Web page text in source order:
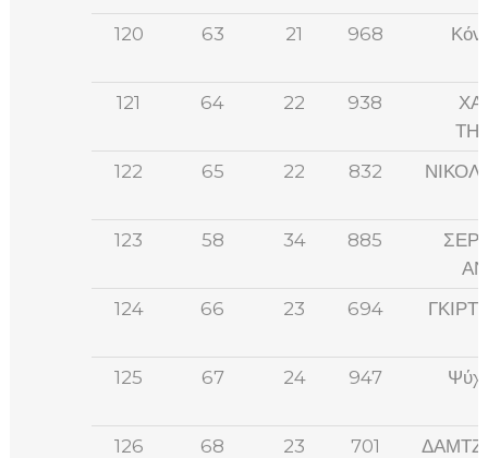
120 63 21 968
121 64 22 938
122
65 22 832
123 58 34 885
124
66 23 694
125 67 24 947
126 68 23 701